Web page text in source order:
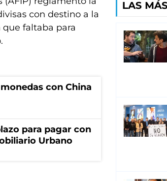
con destino a la
faltaba para
con China
para pagar con
Urbano
LAS